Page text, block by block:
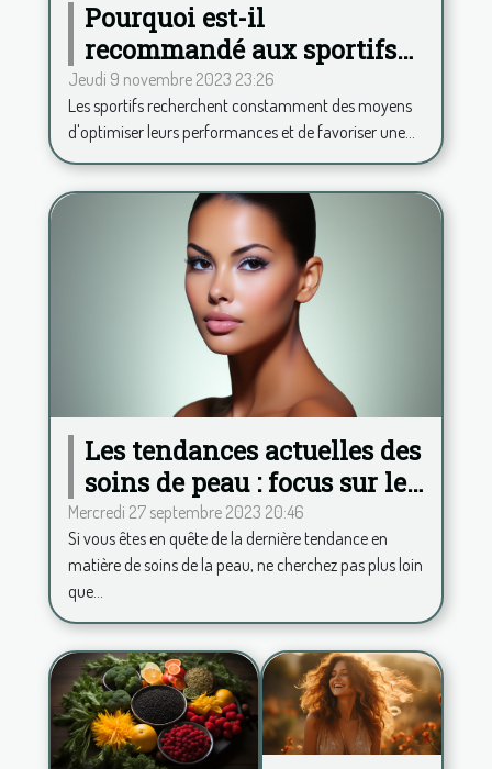
Pourquoi est-il
recommandé aux sportifs
de consommer de la
phycocyanine ?
Jeudi 9 novembre 2023 23:26
Les sportifs recherchent constamment des moyens
d'optimiser leurs performances et de favoriser une...
Les tendances actuelles des
soins de peau : focus sur le
Hydrafacial
Mercredi 27 septembre 2023 20:46
Si vous êtes en quête de la dernière tendance en
matière de soins de la peau, ne cherchez pas plus loin
que...